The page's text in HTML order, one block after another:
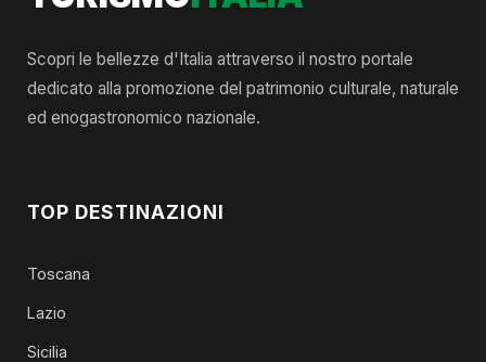
Scopri le bellezze d'Italia attraverso il nostro portale
dedicato alla promozione del patrimonio culturale, naturale
ed enogastronomico nazionale.
TOP DESTINAZIONI
Toscana
Lazio
Sicilia